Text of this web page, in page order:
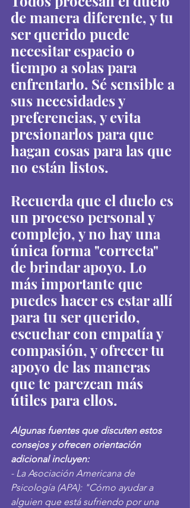
de manera diferente, y tu
ser querido puede
necesitar espacio o
tiempo a solas para
enfrentarlo. Sé sensible a
sus necesidades y
preferencias, y evita
presionarlos para que
hagan cosas para las que
no están listos.
Recuerda que el duelo es
un proceso personal y
complejo, y no hay una
única forma "correcta"
de brindar apoyo. Lo
más importante que
puedes hacer es estar allí
para tu ser querido,
escuchar con empatía y
compasión, y ofrecer tu
apoyo de las maneras
que te parezcan más
útiles para ellos.
Algunas fuentes que discuten estos
consejos y ofrecen orientación
adicional incluyen:
- La Asociación Americana de
Psicología (APA): "Cómo ayudar a
alguien que está sufriendo por una